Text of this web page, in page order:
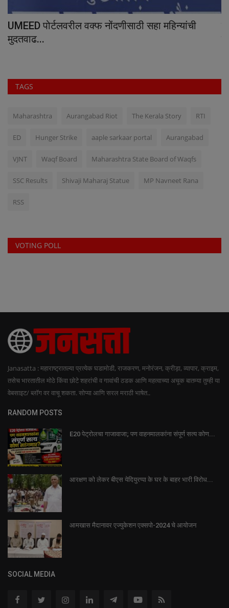
UMEED पोर्टलवरील वक्फ नोंदणीसाठी सहा महिन्यांची
मुदतवाढ...
TAGS
Maharashtra Aurangabad Riot The Kerala Story RTI
ED Hunger Strike aaple sarkaar portal Aurangabad
VJNT Waqf Board Maharashtra State Board of Waqfs
SSC Results Shivaji Maharaj Statue MP Navneet Rana
RSS
VOTING POLL
Janasatta : महाराष्ट्रातल्या प्रत्येक घडामोडी, राजकरण, मनोरंजन, क्रीड़ा, व्यापार, क्राइम,
तसेच भारतातील मोठे किंवा छोटे शहरांची व गावांची ठडक आणि महत्वाच्या अचूक बातम्या तुम्ही या
वेबसाइट/ ब्लॉग वर वाचू शकता. सोप्या आणि सरल मराठी भाषेत..
RANDOM POSTS
E20 पेट्रोलचा गाजावाजा; पण वाहनमालकांना संपूर्ण सत्य कोण...
आरक्षण को लेकर बीएस येदियुरप्पा के घर के बाहर भारी विरोध...
आमखास मैदानावर एज्युकेशन एक्सपो-2024 चे आयोजन
SOCIAL MEDIA